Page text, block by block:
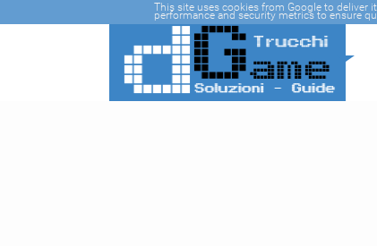
This site uses cookies from Google to deliver
performance and security metrics to ensure